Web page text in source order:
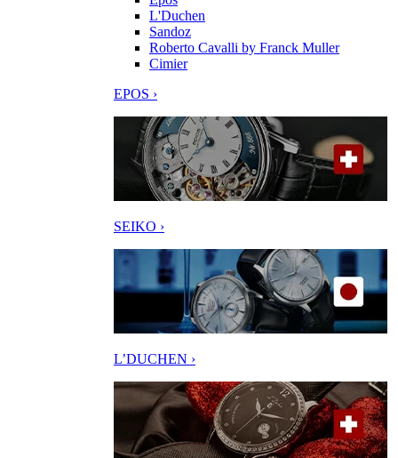
L'Duchen
Sandoz
Roberto Cavalli by Franck Muller
Cimier
EPOS ›
SEIKO ›
L’DUCHEN ›